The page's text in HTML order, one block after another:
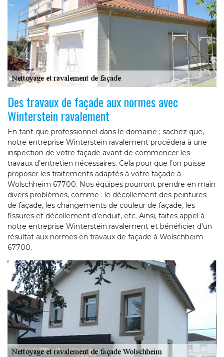
Des travaux de façade aux normes avec
Winterstein ravalement
En tant que professionnel dans le domaine ; sachez que,
notre entreprise Winterstein ravalement procédera à une
inspection de votre façade avant de commencer les
travaux d’entretien nécessaires. Cela pour que l’on puisse
proposer les traitements adaptés à votre façade à
Wolschheim 67700. Nos équipes pourront prendre en main
divers problèmes, comme : le décollement des peintures
de façade, les changements de couleur de façade, les
fissures et décollement d’enduit, etc. Ainsi, faites appel à
notre entreprise Winterstein ravalement et bénéficier d’un
résultat aux normes en travaux de façade à Wolschheim
67700.